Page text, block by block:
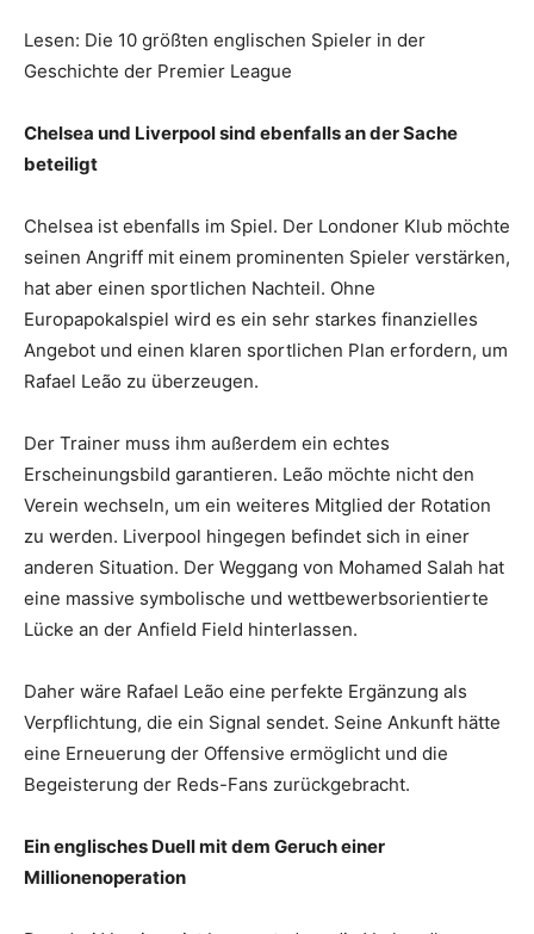
Lesen: Die 10 größten englischen Spieler in der
Geschichte der Premier League
Chelsea und Liverpool sind ebenfalls an der Sache
beteiligt
Chelsea ist ebenfalls im Spiel. Der Londoner Klub möchte
seinen Angriff mit einem prominenten Spieler verstärken,
hat aber einen sportlichen Nachteil. Ohne
Europapokalspiel wird es ein sehr starkes finanzielles
Angebot und einen klaren sportlichen Plan erfordern, um
Rafael Leão zu überzeugen.
Der Trainer muss ihm außerdem ein echtes
Erscheinungsbild garantieren. Leão möchte nicht den
Verein wechseln, um ein weiteres Mitglied der Rotation
zu werden. Liverpool hingegen befindet sich in einer
anderen Situation. Der Weggang von Mohamed Salah hat
eine massive symbolische und wettbewerbsorientierte
Lücke an der Anfield Field hinterlassen.
Daher wäre Rafael Leão eine perfekte Ergänzung als
Verpflichtung, die ein Signal sendet. Seine Ankunft hätte
eine Erneuerung der Offensive ermöglicht und die
Begeisterung der Reds-Fans zurückgebracht.
Ein englisches Duell mit dem Geruch einer
Millionenoperation